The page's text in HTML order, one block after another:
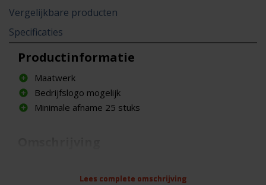
Vergelijkbare producten
Specificaties
Productinformatie
Maatwerk
Bedrijfslogo mogelijk
Minimale afname 25 stuks
op de markt is groot en divers. Daarom hebben wij
Lees complete omschrijving
Lees complete omschrijving
Lees complete omschrijving